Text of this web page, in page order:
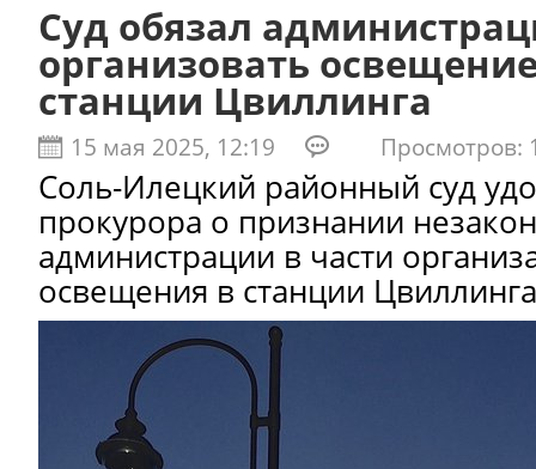
Суд обязал
организовать
станции Цвиллинга
15 мая 2025, 12:19 Просмотров:
Соль-Илецкий районный суд
прокурора о признании
администрации в части
освещения в станции